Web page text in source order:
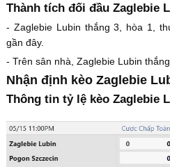
Thành tích đối đầu Zaglebie
- Zaglebie Lubin thắng 3, hòa 1,
gần đây.
- Trên sân nhà, Zaglebie Lubin
Nhận định kèo Zaglebie
Thông tin tỷ lệ kèo Zaglebie